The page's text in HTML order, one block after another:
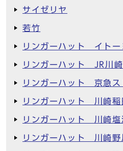
サイゼリヤ
若竹
リンガーハット イトー
リンガーハット JR川
リンガーハット 京急ス
リンガーハット 川崎稲
リンガーハット 川崎塩
リンガーハット 川崎野